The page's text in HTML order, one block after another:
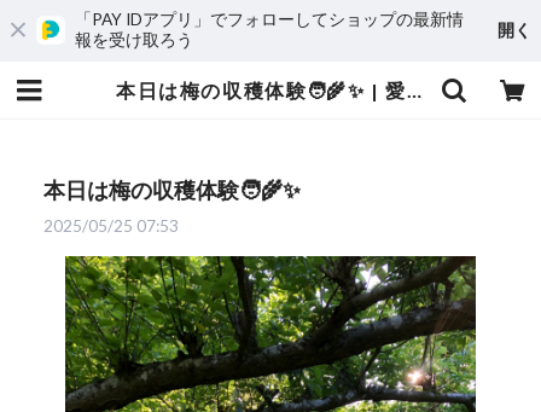
「PAY IDアプリ」でフォローしてショップの最新情
報を受け取ろう
開く
本日は梅の収穫体験🧑‍🌾✨ | 愛媛発の自然食品店 電子食品流通研究所オンラインストア｜電食で、おいしく、健康に
本日は梅の収穫体験🧑‍🌾✨
2025/05/25 07:53